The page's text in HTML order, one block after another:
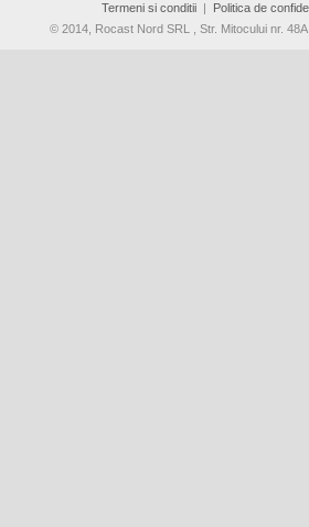
Termeni si conditii|
Politica de
© 2014, Rocast Nord SRL , Str. Mitocului nr.